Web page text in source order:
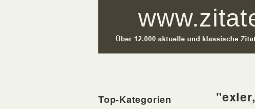
Top-Kategorien